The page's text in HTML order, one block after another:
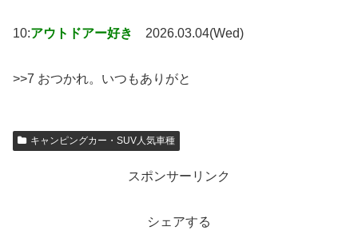
10:アウトドアー好き 2026.03.04(Wed)
>>7 おつかれ。いつもありがと
キャンピングカー・SUV人気車種
スポンサーリンク
シェアする